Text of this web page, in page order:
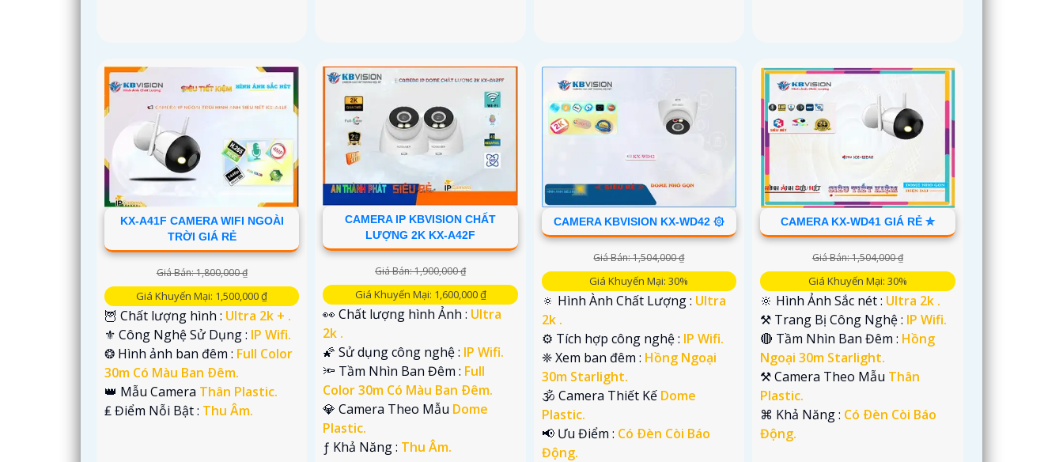
KX-A41F CAMERA WIFI NGOÀI
TRỜI GIÁ RẺ
Giá Bán: 1,800,000 ₫
Giá Khuyến Mại: 1,500,000 ₫
🦉 Chất lượng hình : Ultra 2k + .
⚜️ Công Nghệ Sử Dụng : IP Wifi.
❂ Hình ảnh ban đêm : Full Color
30m Có Màu Ban Ðêm.
👑 Mẫu Camera Thân Plastic.
️₤ Điểm Nỗi Bật : Thu Âm.
CAMERA IP KBVISION CHẤT
LƯỢNG 2K KX-A42F
Giá Bán: 1,900,000 ₫
Giá Khuyến Mại: 1,600,000 ₫
👀 Chất lượng hình Ảnh : Ultra
2k .
🌠 Sử dụng công nghệ : IP Wifi.
🔦 Tầm Nhìn Ban Đêm : Full
Color 30m Có Màu Ban Ðêm.
💎 Camera Theo Mẫu Dome
Plastic.
️ƒ Khả Năng : Thu Âm.
CAMERA KBVISION KX-WD42 ۞
Giá Bán: 1,504,000 ₫
Giá Khuyến Mại: 30%
🔅 Hình Ành Chất Lượng : Ultra
2k .
⚙ Tích hợp công nghệ : IP Wifi.
❈ Xem ban đêm : Hồng Ngoại
30m Starlight.
🕉️ Camera Thiết Kế Dome
Plastic.
️📢 Ưu Điểm : Có Ðèn Còi Báo
Động.
CAMERA KX-WD41 GIÁ RẺ ✮
Giá Bán: 1,504,000 ₫
Giá Khuyến Mại: 30%
🔆 Hình Ảnh Sắc nét : Ultra 2k .
⚒ Trang Bị Công Nghệ : IP Wifi.
🔴 Tầm Nhìn Ban Đêm : Hồng
Ngoại 30m Starlight.
⚒ Camera Theo Mẫu Thân
Plastic.
️⌘ Khả Năng : Có Ðèn Còi Báo
Động.